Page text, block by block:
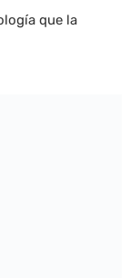
que la